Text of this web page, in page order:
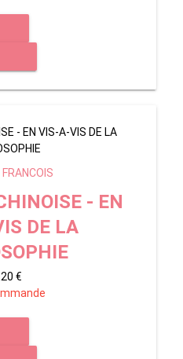
- EN
DE LA
€